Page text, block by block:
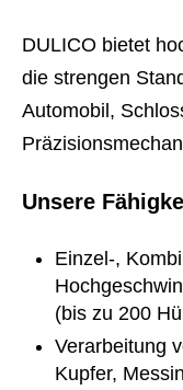
DULICO bietet
die strengen
Automobil,
Unsere
Einzel-,
(bis zu 200
Verarbeitung
Kupfer,